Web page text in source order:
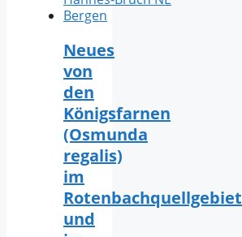
Neues
von
den
Königsfarnen
(Osmunda
regalis)
im
Rotenbachquellgebiet
und